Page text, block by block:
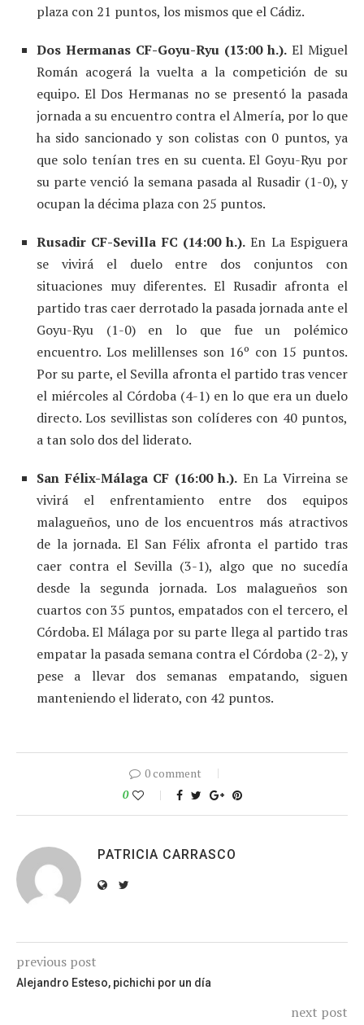
plaza con 21 puntos, los mismos que el Cádiz.
Dos Hermanas CF-Goyu-Ryu (13:00 h.). El Miguel
Román acogerá la vuelta a la competición de su
equipo. El Dos Hermanas no se presentó la pasada
jornada a su encuentro contra el Almería, por lo que
ha sido sancionado y son colistas con 0 puntos, ya
que solo tenían tres en su cuenta. El Goyu-Ryu por
su parte venció la semana pasada al Rusadir (1-0), y
ocupan la décima plaza con 25 puntos.
Rusadir CF-Sevilla FC (14:00 h.). En La Espiguera
se vivirá el duelo entre dos conjuntos con
situaciones muy diferentes. El Rusadir afronta el
partido tras caer derrotado la pasada jornada ante el
Goyu-Ryu (1-0) en lo que fue un polémico
encuentro. Los melillenses son 16º con 15 puntos.
Por su parte, el Sevilla afronta el partido tras vencer
el miércoles al Córdoba (4-1) en lo que era un duelo
directo. Los sevillistas son colíderes con 40 puntos,
a tan solo dos del liderato.
San Félix-Málaga CF (16:00 h.). En La Virreina se
vivirá el enfrentamiento entre dos equipos
malagueños, uno de los encuentros más atractivos
de la jornada. El San Félix afronta el partido tras
caer contra el Sevilla (3-1), algo que no sucedía
desde la segunda jornada. Los malagueños son
cuartos con 35 puntos, empatados con el tercero, el
Córdoba. El Málaga por su parte llega al partido tras
empatar la pasada semana contra el Córdoba (2-2), y
pese a llevar dos semanas empatando, siguen
manteniendo el liderato, con 42 puntos.
0 comment
0
PATRICIA CARRASCO
previous post
Alejandro Esteso, pichichi por un día
next post